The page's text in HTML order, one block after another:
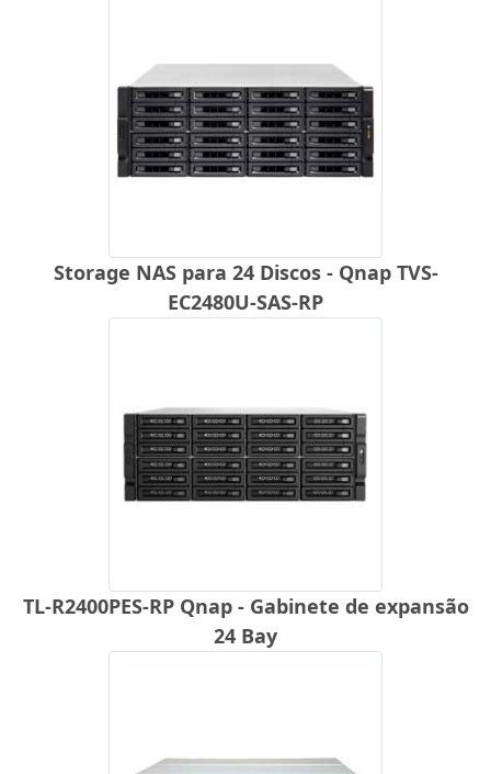
Storage NAS para 24 Discos - Qnap TVS-
EC2480U-SAS-RP
TL-R2400PES-RP Qnap - Gabinete de expansão
24 Bay